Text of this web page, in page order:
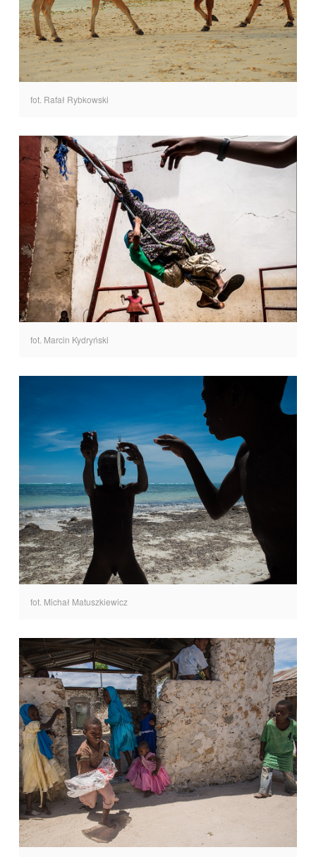
fot. Rafał Rybkowski
fot. Marcin Kydryński
fot. Michał Matuszkiewicz